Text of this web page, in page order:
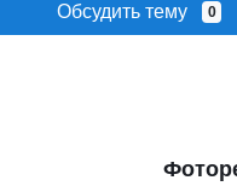
Обсудить тему 0